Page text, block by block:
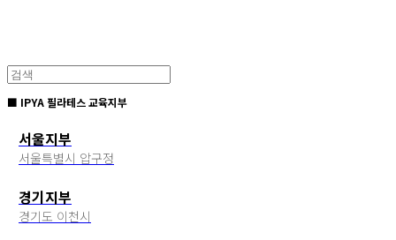
■ IPYA 필라테스 교육지부
서울지부
서울특별시 압구정
경기지부
경기도 이천시